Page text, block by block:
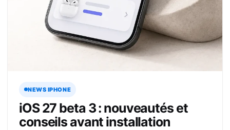
NEWS IPHONE
iOS 27 beta 3 : nouveautés et
conseils avant installation